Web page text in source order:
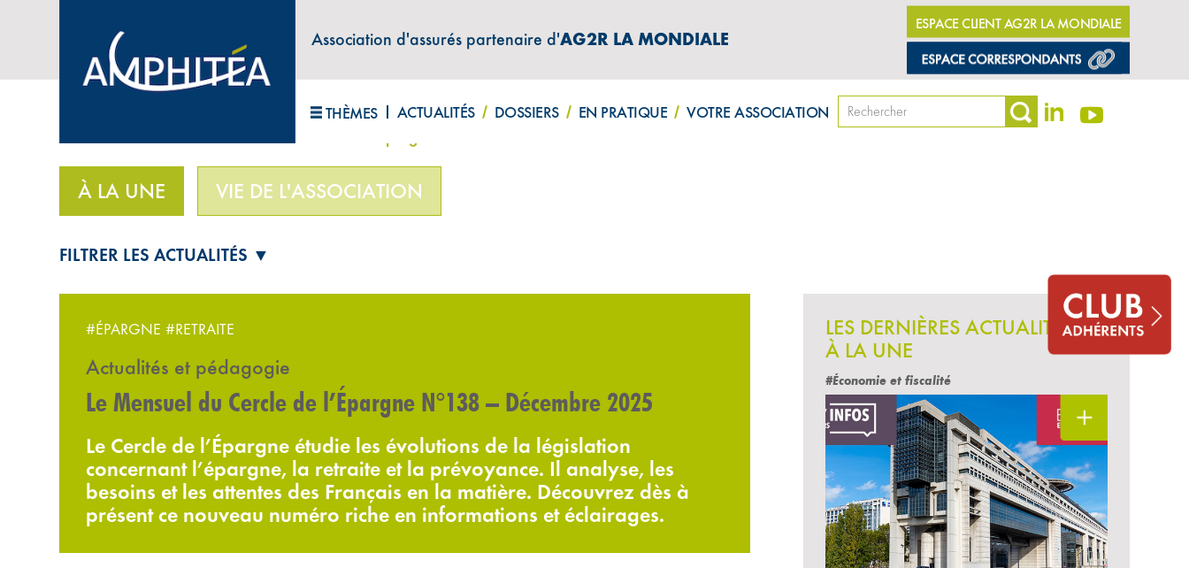
Association d'assurés partenaire d'AG2R LA MONDIALE
ESPACE CLIENT AG2R LA MONDIALE
THÈMES ACTUALITÉS DOSSIERS EN PRATIQUE VOTRE ASSOCIATION
ABONNEZ-VOUS À LA LETTRE D'INFORMATIONS "AMPHITÉA INFOS"
À LA UNE VIE DE L'ASSOCIATION
FILTRER LES ACTUALITÉS ▼
#ÉPARGNE #RETRAITE
Actualités et pédagogie
Le Mensuel du Cercle de l’Épargne N°138 – Décembre 2025
Le Cercle de l’Épargne étudie les évolutions de la législation
concernant l’épargne, la retraite et la prévoyance. Il analyse, les
besoins et les attentes des Français en la matière. Découvrez dès à
présent ce nouveau numéro riche en informations et éclairages.
LES DERNIÈRES ACTUALITÉS
À LA UNE
#Économie et fiscalité